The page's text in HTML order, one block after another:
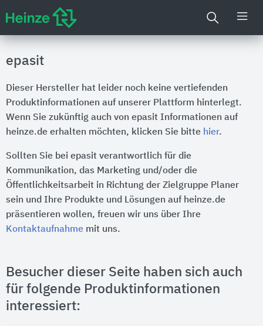
epasit
Dieser Hersteller hat leider noch keine vertiefenden
Produktinformationen auf unserer Plattform hinterlegt.
Wenn Sie zukünftig auch von epasit Informationen auf
heinze.de erhalten möchten, klicken Sie bitte hier.
Sollten Sie bei epasit verantwortlich für die
Kommunikation, das Marketing und/oder die
Öffentlichkeitsarbeit in Richtung der Zielgruppe Planer
sein und Ihre Produkte und Lösungen auf heinze.de
präsentieren wollen, freuen wir uns über Ihre
Kontaktaufnahme mit uns.
Besucher dieser Seite haben sich auch
für folgende Produktinformationen
interessiert: